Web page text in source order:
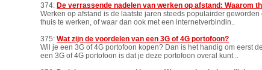
374: De verrassende nadelen van werken op afstand: Waarom
Werken op afstand is de laatste jaren steeds populairder
thuis te werken, of waar dan ook met een internetverbindin..
375:Wat zijn de voordelen van een 3G of 4G portofoon?
Wil je een 3G of 4G portofoon kopen? Dan is het handig om eerst
een 3G of 4G portofoon is dat je deze portofoon overal kunt ..